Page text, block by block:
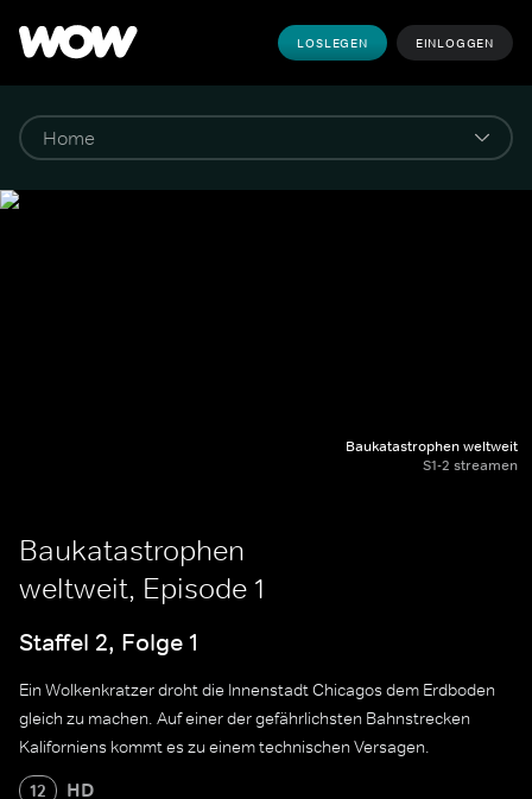
LOSLEGEN EINLOGGEN
Baukatastrophen weltweit
S1-2 streamen
Baukatastrophen
weltweit, Episode 1
Staffel 2, Folge 1
Ein Wolkenkratzer droht die Innenstadt Chicagos dem Erdboden
gleich zu machen. Auf einer der gefährlichsten Bahnstrecken
Kaliforniens kommt es zu einem technischen Versagen.
12 HD